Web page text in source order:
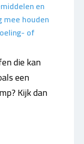
en
houden
of
die kan
een
Kijk dan